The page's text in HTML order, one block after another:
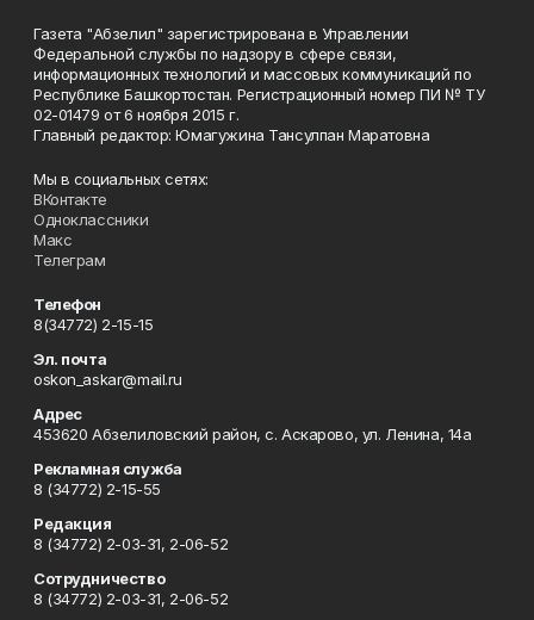
Газета "Абзелил" зарегистрирована в Управлении
Федеральной службы по надзору в сфере связи,
информационных технологий и массовых коммуникаций по
Республике Башкортостан. Регистрационный номер ПИ № ТУ
02-01479 от 6 ноября 2015 г.
Главный редактор: Юмагужина Тансулпан Маратовна
Мы в социальных сетях:
ВКонтакте
Одноклассники
Макс
Телеграм
Телефон
8(34772) 2-15-15
Эл. почта
oskon_askar@mail.ru
Адрес
453620 Абзелиловский район, с. Аскарово, ул. Ленина, 14а
Рекламная служба
8 (34772) 2-15-55
Редакция
8 (34772) 2-03-31, 2-06-52
Сотрудничество
8 (34772) 2-03-31, 2-06-52